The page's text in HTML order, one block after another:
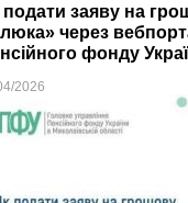
заяву на
через
фонду
2026